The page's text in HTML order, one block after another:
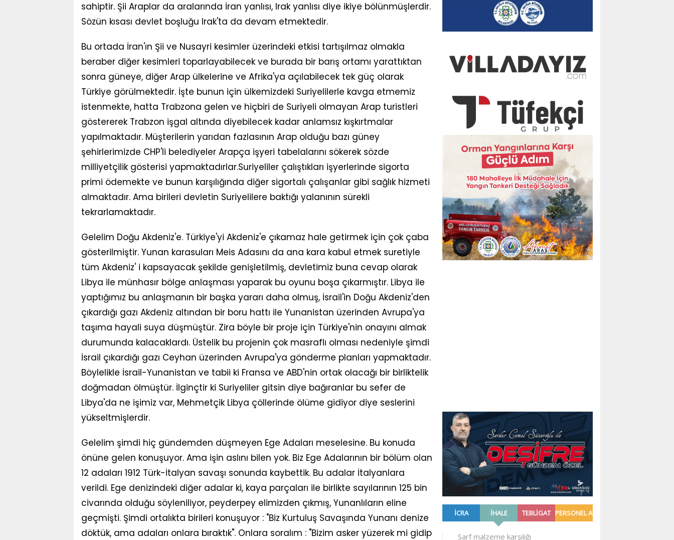
sahiptir. Şii Araplar da aralarında İran yanlısı, Irak yanlısı diye ikiye bölünmüşlerdir.
Sözün kısası devlet boşluğu Irak'ta da devam etmektedir.
Bu ortada İran'ın Şii ve Nusayri kesimler üzerindeki etkisi tartışılmaz olmakla
beraber diğer kesimleri toparlayabilecek ve burada bir barış ortamı yarattıktan
sonra güneye, diğer Arap ülkelerine ve Afrika'ya açılabilecek tek güç olarak
Türkiye görülmektedir. İşte bunun için ülkemizdeki Suriyelilerle kavga etmemiz
istenmekte, hatta Trabzona gelen ve hiçbiri de Suriyeli olmayan Arap turistleri
göstererek Trabzon işgal altında diyebilecek kadar anlamsız kışkırtmalar
yapılmaktadır. Müşterilerin yarıdan fazlasının Arap olduğu bazı güney
şehirlerimizde CHP'li belediyeler Arapça işyeri tabelalarını sökerek sözde
milliyetçilik gösterisi yapmaktadırlar.Suriyeliler çalıştıkları işyerlerinde sigorta
primi ödemekte ve bunun karşılığında diğer sigortalı çalışanlar gibi sağlık hizmeti
almaktadır. Ama birileri devletin Suriyelilere baktığı yalanının sürekli
tekrarlamaktadır.
Gelelim Doğu Akdeniz'e. Türkiye'yi Akdeniz'e çıkamaz hale getirmek için çok çaba
gösterilmiştir. Yunan karasuları Meis Adasını da ana kara kabul etmek suretiyle
tüm Akdeniz' i kapsayacak şekilde genişletilmiş, devletimiz buna cevap olarak
Libya ile münhasır bölge anlaşması yaparak bu oyunu boşa çıkarmıştır. Libya ile
yaptığımız bu anlaşmanın bir başka yararı daha olmuş, İsrail'in Doğu Akdeniz'den
çıkardığı gazı Akdeniz altından bir boru hattı ile Yunanistan üzerinden Avrupa'ya
taşıma hayali suya düşmüştür. Zira böyle bir proje için Türkiye'nin onayını almak
durumunda kalacaklardı. Üstelik bu projenin çok masraflı olması nedeniyle şimdi
İsrail çıkardığı gazı Ceyhan üzerinden Avrupa'ya gönderme planları yapmaktadır.
Böylelikle İsrail-Yunanistan ve tabii ki Fransa ve ABD'nin ortak olacağı bir birliktelik
doğmadan ölmüştür. İlginçtir ki Suriyeliler gitsin diye bağıranlar bu sefer de
Libya'da ne işimiz var, Mehmetçik Libya çöllerinde ölüme gidiyor diye seslerini
yükseltmişlerdir.
Gelelim şimdi hiç gündemden düşmeyen Ege Adaları meselesine. Bu konuda
önüne gelen konuşuyor. Ama işin aslını bilen yok. Biz Ege Adalarının bir bölüm olan
12 adaları 1912 Türk-İtalyan savaşı sonunda kaybettik. Bu adalar İtalyanlara
verildi. Ege denizindeki diğer adalar ki, kaya parçaları ile birlikte sayılarının 125 bin
civarında olduğu söyleniliyor, peyderpey elimizden çıkmış, Yunanlıların eline
geçmişti. Şimdi ortalıkta birileri konuşuyor : "Biz Kurtuluş Savaşında Yunanı denize
döktük, ama adaları onlara bıraktık". Onlara soralım : "Bizim asker yüzerek mi gidip